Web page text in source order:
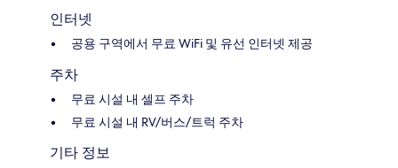
인터넷
공용 구역에서 무료 WiFi 및 유선 인터넷 제공
주차
무료 시설 내 셀프 주차
무료 시설 내 RV/버스/트럭 주차
기타 정보